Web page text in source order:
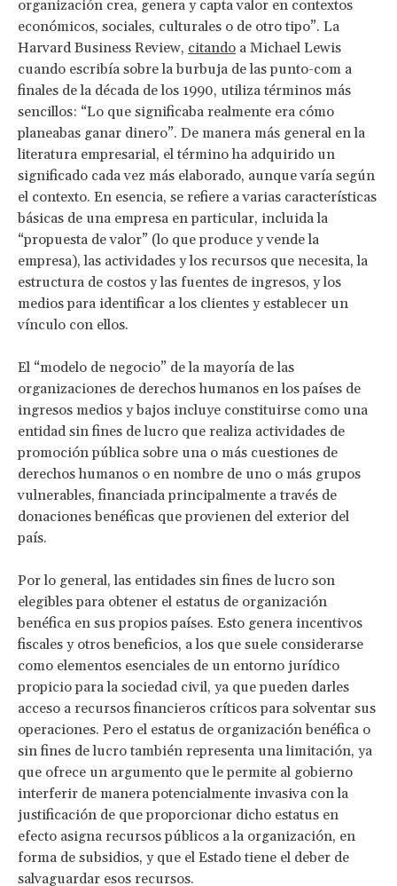
organización crea, genera y capta valor en contextos
económicos, sociales, culturales o de otro tipo”. La
Harvard Business Review, citando a Michael Lewis
cuando escribía sobre la burbuja de las punto-com a
finales de la década de los 1990, utiliza términos más
sencillos: “Lo que significaba realmente era cómo
planeabas ganar dinero”. De manera más general en la
literatura empresarial, el término ha adquirido un
significado cada vez más elaborado, aunque varía según
el contexto. En esencia, se refiere a varias características
básicas de una empresa en particular, incluida la
“propuesta de valor” (lo que produce y vende la
empresa), las actividades y los recursos que necesita, la
estructura de costos y las fuentes de ingresos, y los
medios para identificar a los clientes y establecer un
vínculo con ellos.
El “modelo de negocio” de la mayoría de las
organizaciones de derechos humanos en los países de
ingresos medios y bajos incluye constituirse como una
entidad sin fines de lucro que realiza actividades de
promoción pública sobre una o más cuestiones de
derechos humanos o en nombre de uno o más grupos
vulnerables, financiada principalmente a través de
donaciones benéficas que provienen del exterior del
país.
Por lo general, las entidades sin fines de lucro son
elegibles para obtener el estatus de organización
benéfica en sus propios países. Esto genera incentivos
fiscales y otros beneficios, a los que suele considerarse
como elementos esenciales de un entorno jurídico
propicio para la sociedad civil, ya que pueden darles
acceso a recursos financieros críticos para solventar sus
operaciones. Pero el estatus de organización benéfica o
sin fines de lucro también representa una limitación, ya
que ofrece un argumento que le permite al gobierno
interferir de manera potencialmente invasiva con la
justificación de que proporcionar dicho estatus en
efecto asigna recursos públicos a la organización, en
forma de subsidios, y que el Estado tiene el deber de
salvaguardar esos recursos.